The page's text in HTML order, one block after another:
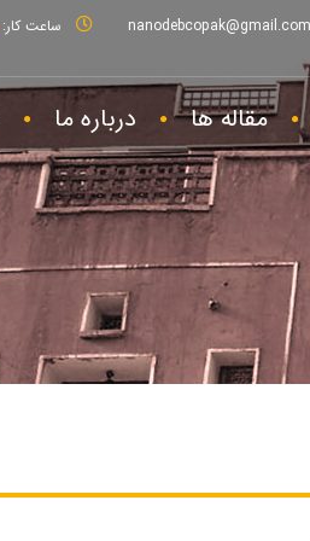
nanodebcopak@gmail.com ساعت کار:
مقاله ها درباره ما